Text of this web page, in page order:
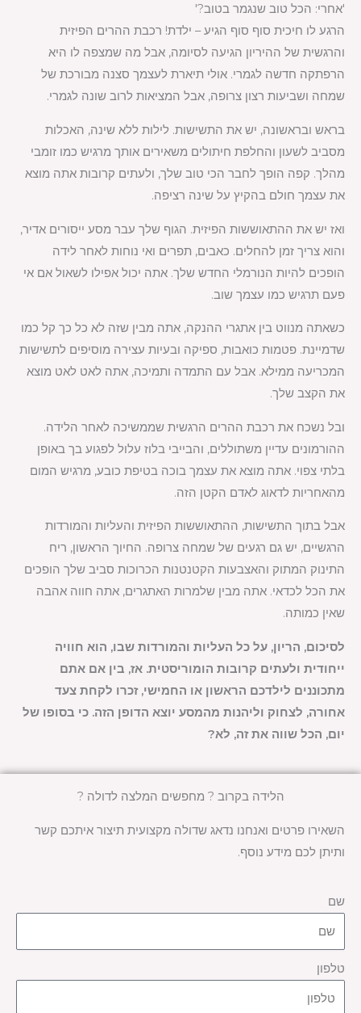
הלידה בקרוב ? מחפשים המלצה לדולה ?
השאירו פרטים ואנחנו נדאג שדולה מקצועית תיצור איתכם קשר
ותיתן לכם מידע נוסף.
שם
טלפון
'אחרי: הכל טוב שנגמר בטוב?'
הרגע לו חיכית סוף סוף הגיע – ילדת! רכבת ההרים הפיזית
והרגשית של ההיריון הגיעה לסיומה, אבל מה שמצפה לו היא
הרפתקה חדשה לגמרי. אולי תיארת לעצמך סצנה מבורכת של
שמחה ושביעות רצון צרופה, אבל המציאות לרוב שונה לגמרי.
בראש ובראשונה, יש את התשישות. לילות ללא שינה, האכלות
מסביב לשעון והחלפת חיתולים משאירים אותך מרגיש כמו זומבי
מהלך. קפה הופך לחבר הכי טוב שלך, ולעתים קרובות אתה מוצא
את עצמך חולם בהקיץ על שינה רציפה.
ואז יש את ההתאוששות הפיזית. הגוף שלך עבר מסע ייסורים אדיר,
והוא צריך זמן להחלים. כאבים, תפרים ואי נוחות לאחר לידה
הופכים להיות הנורמלי החדש שלך. אתה יכול אפילו לשאול אם אי
פעם תרגיש כמו עצמך שוב.
כשאתה מנווט בין אתגרי ההנקה, אתה מבין שזה לא כל כך קל כמו
שדמיינת. פטמות כואבות, ספיקה ובעיות עצירה מוסיפים לתשישות
המכריעה ממילא. אבל עם התמדה ותמיכה, אתה לאט לאט מוצא
את הקצב שלך.
ובל נשכח את רכבת ההרים הרגשית שממשיכה לאחר הלידה.
ההורמונים עדיין משתוללים, והבייבי בלוז עלול לפגוע בך באופן
בלתי צפוי. אתה מוצא את עצמך בוכה בטיפת כובע, מרגיש המום
מהאחריות לדאוג לאדם הקטן הזה.
אבל בתוך התשישות, ההתאוששות הפיזית והעליות והמורדות
הרגשיים, יש גם רגעים של שמחה צרופה. החיוך הראשון, ריח
התינוק המתוק והאצבעות הקטנטנות הכרוכות סביב שלך הופכים
את הכל לכדאי. אתה מבין שלמרות האתגרים, אתה חווה אהבה
שאין כמותה.
לסיכום, הריון, על כל העליות והמורדות שבו, הוא חוויה
ייחודית ולעתים קרובות הומוריסטית. אז, בין אם אתם
מתכוננים לילדכם הראשון או החמישי, זכרו לקחת צעד
אחורה, לצחוק וליהנות מהמסע יוצא הדופן הזה. כי בסופו של
יום, הכל שווה את זה, לא?